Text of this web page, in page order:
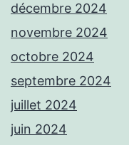
décembre 2024
novembre 2024
octobre 2024
septembre 2024
juillet 2024
juin 2024